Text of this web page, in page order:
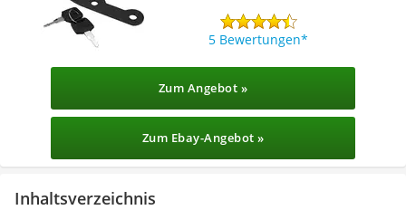
5 Bewertungen
Zum Angebot »
Zum Ebay-Angebot »
Inhaltsverzeichnis